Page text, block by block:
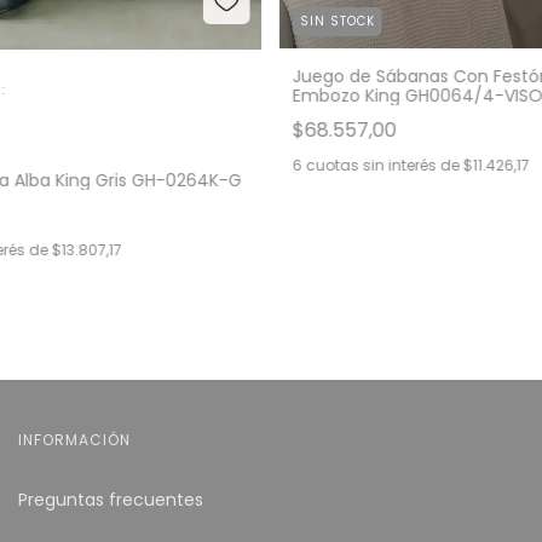
Alba King Gris GH-0264K-G
de$13.807,17
SIN STOCK
Juego de Sábanas Con
Embozo King GH0064/4-
$68.557,00
6 cuotas sin interés de$11.426,17
INFORMACIÓN
Preguntas frecuentes